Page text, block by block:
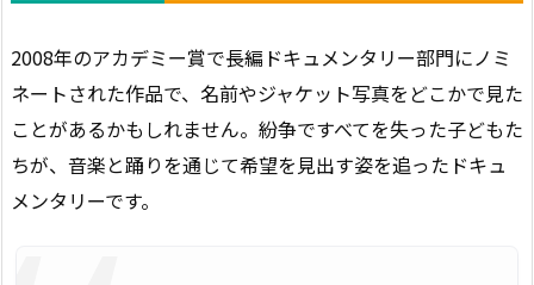
2008年のアカデミー賞で長編ドキュメンタリー部門にノミ
ネートされた作品で、名前やジャケット写真をどこかで見た
ことがあるかもしれません。紛争ですべてを失った子どもた
ちが、音楽と踊りを通じて希望を見出す姿を追ったドキュ
メンタリーです。